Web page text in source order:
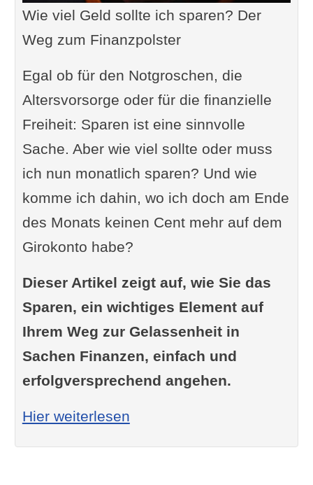
Wie viel Geld sollte ich sparen? Der
Weg zum Finanzpolster
Egal ob für den Notgroschen, die
Altersvorsorge oder für die finanzielle
Freiheit: Sparen ist eine sinnvolle
Sache. Aber wie viel sollte oder muss
ich nun monatlich sparen? Und wie
komme ich dahin, wo ich doch am Ende
des Monats keinen Cent mehr auf dem
Girokonto habe?
Dieser Artikel zeigt auf, wie Sie das
Sparen, ein wichtiges Element auf
Ihrem Weg zur Gelassenheit in
Sachen Finanzen, einfach und
erfolgversprechend angehen.
Hier weiterlesen: Wie viel sparen?